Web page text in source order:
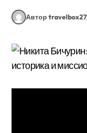
Автор travelbox27_